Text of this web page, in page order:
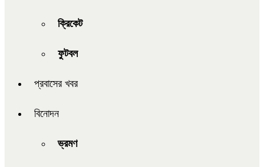
ক্রিকেট
ফুটবল
প্রবাসের খবর
বিনোদন
ভ্রমণ